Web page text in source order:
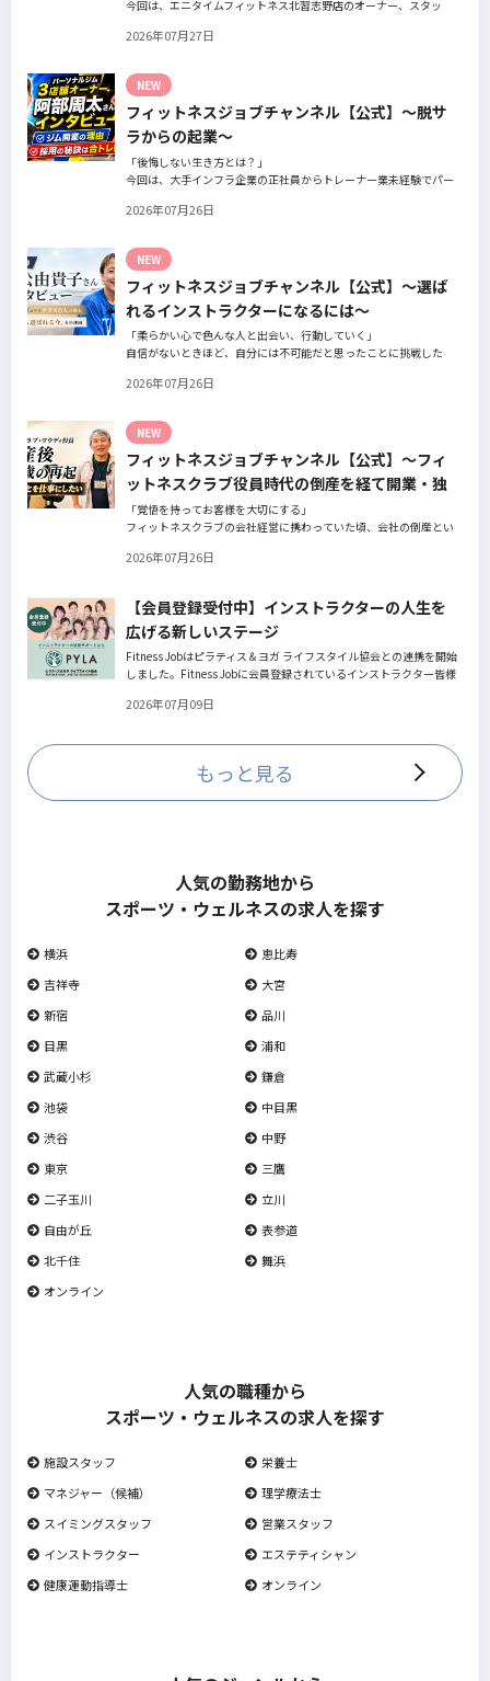
今回は、エニタイムフィットネス北習志野店のオーナー、スタッ
についてインタビュー。オーナー様からはスタッフの採用基準、実
はそのスタッフの皆様がつくる施設やフィットネスについての魅力
を語っていただきました。
2026年07月27日
NEW
フィットネスジョブチャンネル【公式】～脱サ
ラからの起業～
「後悔しない生き方とは？」
今回は、大手インフラ企業の正社員からトレーナー業未経験でパー
の阿部周大さんへインタビュー。
2026年07月26日
NEW
フィットネスジョブチャンネル【公式】～選ば
れるインストラクターになるには～
「柔らかい心で色んな人と出会い、行動していく」
自信がないときほど、自分には不可能だと思ったことに挑戦した
そんな風に自分だけでは思いつかないことを行動に移してきた結果
さん。選ばれるインストラクターになるために若松さんが取られた
行動とは？
2026年07月26日
NEW
フィットネスジョブチャンネル【公式】～フィ
ットネスクラブ役員時代の倒産を経て開業・独
立～
「覚悟を持ってお客様を大切にする」
フィットネスクラブの会社経営に携わっていた頃、会社の倒産とい
たパーソナルジム「ファントレイン」代表近藤健祐さんにインタビ
フィットネスクラブのキャンペーンや違約金制度はお客様を大切に
する仕組みだろうか！？資金が底をつく恐怖と闘いながらもお客様
との絆を築き上げた秘訣とは？
2026年07月26日
【会員登録受付中】インストラクターの人生を
広げる新しいステージ
Fitness Jobはピラティス＆ヨガ ライフスタイル協会との連携を開始
しました。Fitness Jobに会員登録されているインストラクター皆様
していきます。
2026年07月09日
もっと見る
人気の勤務地から
スポーツ・ウェルネスの求人を探す
横浜
恵比寿
吉祥寺
大宮
新宿
品川
目黒
浦和
武蔵小杉
鎌倉
池袋
中目黒
渋谷
中野
東京
三鷹
二子玉川
立川
自由が丘
表参道
北千住
舞浜
オンライン
人気の職種から
スポーツ・ウェルネスの求人を探す
施設スタッフ
栄養士
マネジャー（候補）
理学療法士
スイミングスタッフ
営業スタッフ
インストラクター
エステティシャン
健康運動指導士
オンライン